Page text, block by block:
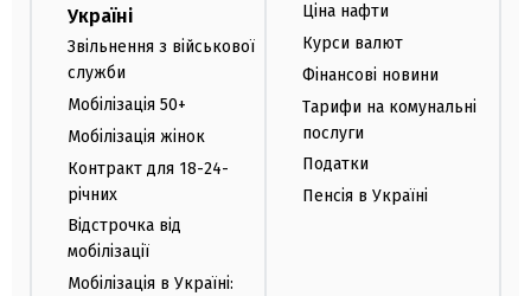
Україні
Звільнення з військової
служби
Мобілізація 50+
Мобілізація жінок
Контракт для 18-24-
річних
Відстрочка від
мобілізації
Мобілізація в Україні:
Ціна нафти
Курси валют
Фінансові новини
Тарифи на комунальні
послуги
Податки
Пенсія в Україні